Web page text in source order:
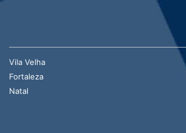
Vila Velha
Fortaleza
Natal